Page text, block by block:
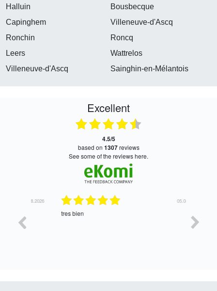
Halluin
Bousbecque
Capinghem
Villeneuve-d'Ascq
Ronchin
Roncq
Leers
Wattrelos
Villeneuve-d'Ascq
Sainghin-en-Mélantois
Excellent
4.5/5
based on 1307reviews
see some of the reviews here.